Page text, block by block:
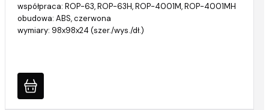
współpraca: ROP-63, ROP-63H, ROP-4001M, ROP-4001MH
obudowa: ABS, czerwona
wymiary: 98x98x24 (szer./wys./dł.)